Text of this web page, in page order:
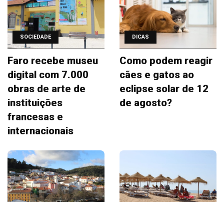
SOCIEDADE
Faro recebe museu
digital com 7.000
obras de arte de
instituições
francesas e
internacionais
DICAS
Como podem reagir
cães e gatos ao
eclipse solar de 12
de agosto?